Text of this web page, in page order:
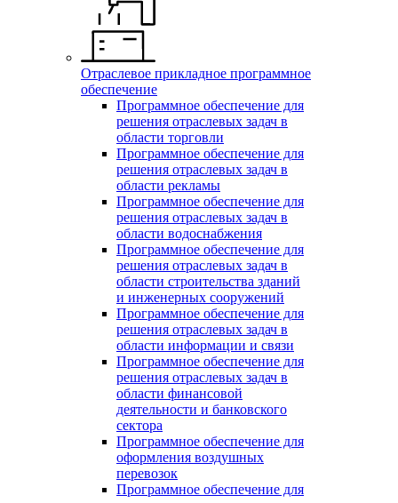
Отраслевое прикладное программное
обеспечение
Программное обеспечение для
решения отраслевых задач в
области торговли
Программное обеспечение для
решения отраслевых задач в
области рекламы
Программное обеспечение для
решения отраслевых задач в
области водоснабжения
Программное обеспечение для
решения отраслевых задач в
области строительства зданий
и инженерных сооружений
Программное обеспечение для
решения отраслевых задач в
области информации и связи
Программное обеспечение для
решения отраслевых задач в
области финансовой
деятельности и банковского
сектора
Программное обеспечение для
оформления воздушных
перевозок
Программное обеспечение для